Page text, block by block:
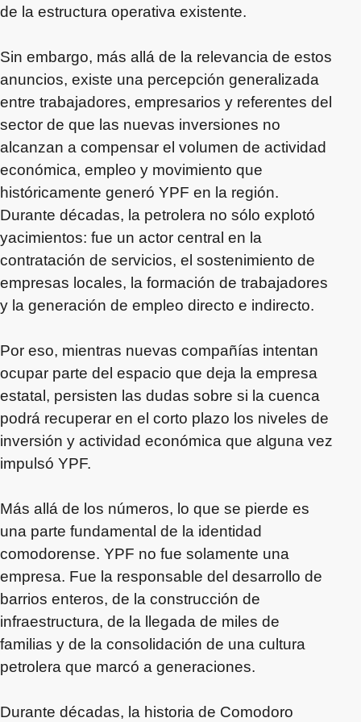
de la estructura operativa existente.
Sin embargo, más allá de la relevancia de estos
anuncios, existe una percepción generalizada
entre trabajadores, empresarios y referentes del
sector de que las nuevas inversiones no
alcanzan a compensar el volumen de actividad
económica, empleo y movimiento que
históricamente generó YPF en la región.
Durante décadas, la petrolera no sólo explotó
yacimientos: fue un actor central en la
contratación de servicios, el sostenimiento de
empresas locales, la formación de trabajadores
y la generación de empleo directo e indirecto.
Por eso, mientras nuevas compañías intentan
ocupar parte del espacio que deja la empresa
estatal, persisten las dudas sobre si la cuenca
podrá recuperar en el corto plazo los niveles de
inversión y actividad económica que alguna vez
impulsó YPF.
Más allá de los números, lo que se pierde es
una parte fundamental de la identidad
comodorense. YPF no fue solamente una
empresa. Fue la responsable del desarrollo de
barrios enteros, de la construcción de
infraestructura, de la llegada de miles de
familias y de la consolidación de una cultura
petrolera que marcó a generaciones.
Durante décadas, la historia de Comodoro